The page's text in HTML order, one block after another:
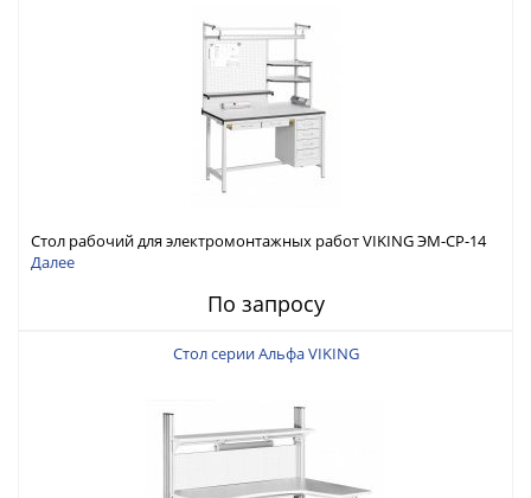
Стол рабочий для электромонтажных работ VIKING ЭМ-СР-14
Далее
По запросу
Стол серии Альфа VIKING